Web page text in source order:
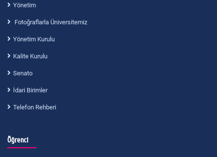
Yönetim
Fotoğraflarla Üniversitemiz
Yönetim Kurulu
Kalite Kurulu
Senato
İdari Birimler
Telefon Rehberi
Öğrenci